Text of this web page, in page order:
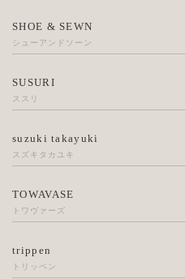
SHOE & SEWN
シューアンドソーン
SUSURI
ススリ
suzuki takayuki
スズキタカユキ
TOWAVASE
トワヴァーズ
trippen
トリッペン